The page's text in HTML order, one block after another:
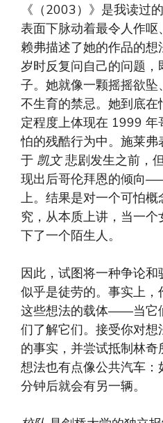
《（2003）》是我读过
表面下脉动着最令人作
赖弗描述了她的作品的
岁时反复问自己的问题
子。她就像一颗摇摇欲
不生育的禁忌。她到底
定程度上体现在 1999 年
怕的残酷行为中。施莱
于 凯文悲剧发生之前，
现出后哥伦拜恩的倾向
上。结果是对一个可怕
究，从本质上讲，当一
下了一个陌生人。
因此，试图将一种争论
似乎是徒劳的。事实上
这些想法的载体——当
们了解它们。接受你对
的事实，并尝试抵制林奇
想法也有点像公共汽车
分钟后就会有另一辆。